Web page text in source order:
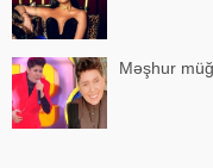
Məşhur